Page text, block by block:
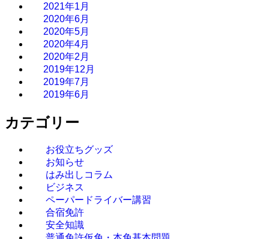
2021年1月
2020年6月
2020年5月
2020年4月
2020年2月
2019年12月
2019年7月
2019年6月
カテゴリー
お役立ちグッズ
お知らせ
はみ出しコラム
ビジネス
ペーパードライバー講習
合宿免許
安全知識